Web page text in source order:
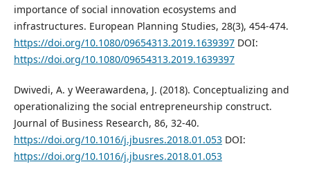
importance of social innovation ecosystems and
infrastructures. European Planning Studies, 28(3), 454-474.
https://doi.org/10.1080/09654313.2019.1639397DOI:
https://doi.org/10.1080/09654313.2019.1639397
Dwivedi, A. y Weerawardena, J. (2018). Conceptualizing and
operationalizing the social entrepreneurship construct.
Journal of Business Research, 86, 32-40.
https://doi.org/10.1016/j.jbusres.2018.01.053DOI:
https://doi.org/10.1016/j.jbusres.2018.01.053